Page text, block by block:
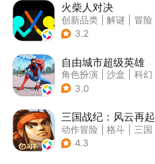
火柴人对决
创新品类 解谜
冒险
| 挑战破纪录
3.2
自由城市超级英雄
角色扮演 沙盒
科幻
| 开放世界
3.0
三国战纪：风云再起
动作冒险 格斗
三国
| 横版过关
4.3